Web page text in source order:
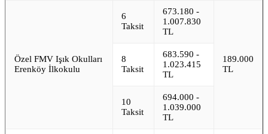
Özel FMV Işık Okulları
Erenköy İlkokulu
6
Taksit
673.180 -
1.007.830
TL
189.000
TL
8
Taksit
683.590 -
1.023.415
TL
10
Taksit
694.000 -
1.039.000
TL